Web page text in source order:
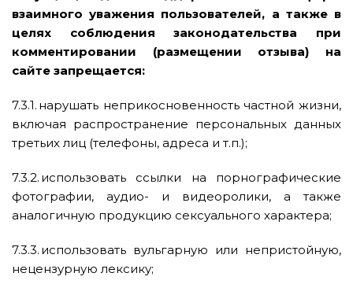
взаимного уважения пользователей, а также в
целях соблюдения законодательства при
комментировании (размещении отзыва) на
сайте запрещается:
7.3.1. нарушать неприкосновенность частной жизни,
включая распространение персональных данных
третьих лиц (телефоны, адреса и т.п.);
7.3.2. использовать ссылки на порнографические
фотографии, аудио- и видеоролики, а также
аналогичную продукцию сексуального характера;
7.3.3. использовать вульгарную или непристойную,
нецензурную лексику;